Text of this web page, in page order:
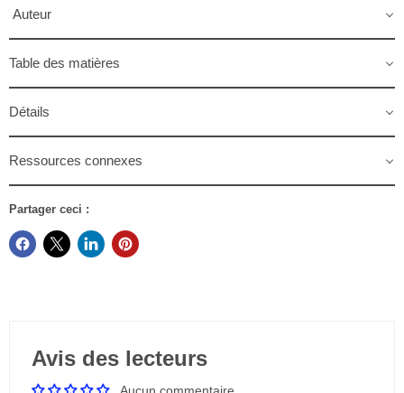
Auteur
Table des matières
Détails
Ressources connexes
Partager ceci :
Avis des lecteurs